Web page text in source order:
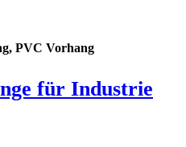
PVC Vorhang
für Industrie